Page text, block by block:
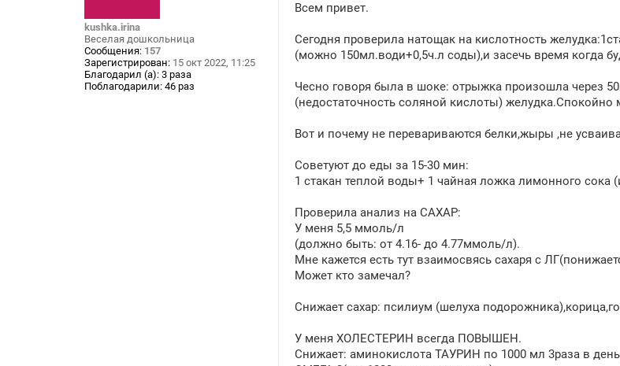
kushka.irina
Веселая дошкольница
Сообщения: 157
Зарегистрирован: 15 окт 2022, 11:25
Благодарил (а): 3 раза
Поблагодарили: 46 раз
б
н
и
Всем привет.
Сегодня проверила натощак на кислотность
(можно 150мл.води+0,5ч.л соды),и засечь время когда
Чесно говоря была в шоке: отрыжка произошла через
(недостаточность соляной кислоты) желудка.Спокойно
Вот и почему не перевариваются белки,жыры ,не
Советуют до еды за 15-30 мин:
1 стакан теплой воды+ 1 чайная ложка лимонного сока
Проверила анализ на САХАР:
У меня 5,5 ммоль/л
(должно быть: от 4.16- до 4.77ммоль/л).
Мне кажется есть тут взаимосвясь сахаря с
Может кто замечал?
Снижает сахар: псилиум (шелуха
У меня ХОЛЕСТЕРИН всегда ПОВЫШЕН.
Снижает: аминокислота ТАУРИН по 1000 мл 3раза в